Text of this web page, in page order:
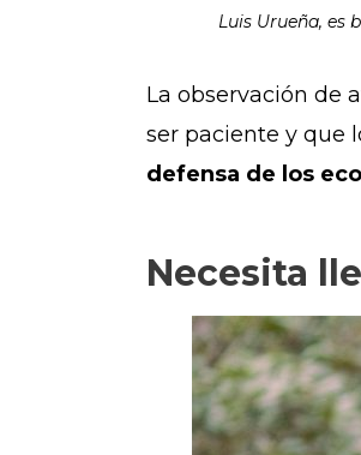
Luis Urueña, es
La observación de
ser paciente y que
defensa de los
Necesita